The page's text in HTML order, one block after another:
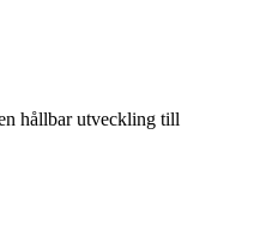
hållbar utveckling till